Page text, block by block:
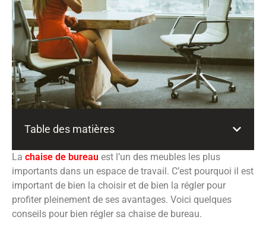
Table des matières
La chaise de bureau est l’un des meubles les plus
importants dans un espace de travail. C’est pourquoi il est
important de bien la choisir et de bien la régler pour
profiter pleinement de ses avantages. Voici quelques
conseils pour bien régler sa chaise de bureau.